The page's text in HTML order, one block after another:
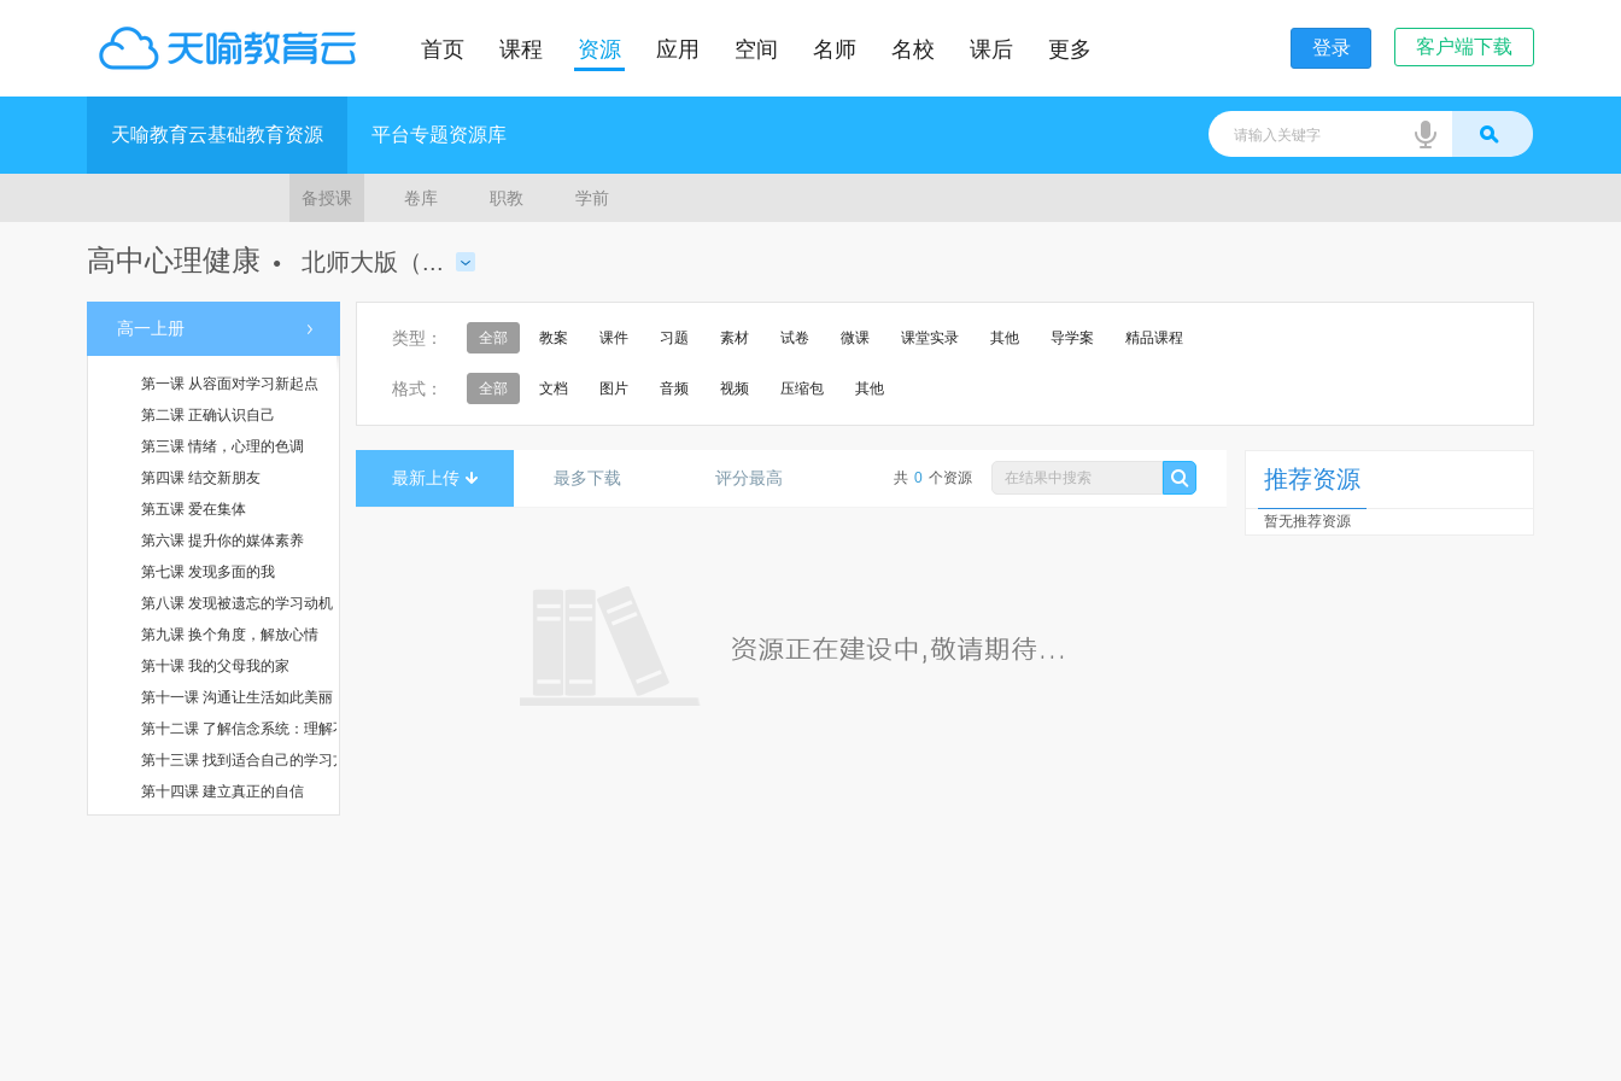
首页 课程 资源 应用 空间 名师 名校 课后 更多 登录 客户端下载
天喻教育云基础教育资源 平台专题资源库
备授课 卷库 职教 学前
高中心理健康 ● 北师大版（...
高一上册
第一课 从容面对学习新起点
第二课 正确认识自己
第三课 情绪，心理的色调
第四课 结交新朋友
第五课 爱在集体
第六课 提升你的媒体素养
第七课 发现多面的我
第八课 发现被遗忘的学习动机
第九课 换个角度，解放心情
第十课 我的父母我的家
第十一课 沟通让生活如此美丽
第十二课 了解信念系统：理解不同的世界
第十三课 找到适合自己的学习方法
第十四课 建立真正的自信
类型： 全部 教案 课件 习题 素材 试卷 微课 课堂实录 其他 导学案 精品课程
格式： 全部 文档 图片 音频 视频 压缩包 其他
最新上传 最多下载 评分最高 共 0 个资源 推荐资源
暂无推荐资源